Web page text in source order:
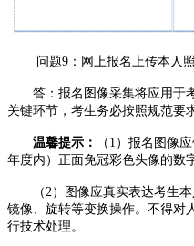
问题9：网上报名上传本人
答：报名图像采集将应用于
关键环节，考生务必按照规范要
温馨提示：
（1）报名图像
年度内）正面免冠彩色头像的数
（2）图像应真实表达考生本
镜像、旋转等变换操作。不得对
行技术处理。